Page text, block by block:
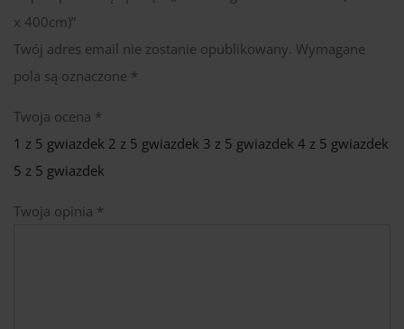
x 400cm)”
Twój adres email nie zostanie opublikowany. Wymagane
pola są oznaczone *
Twoja ocena *
1 z 5 gwiazdek 2 z 5 gwiazdek 3 z 5 gwiazdek 4 z 5 gwiazdek
5 z 5 gwiazdek
Twoja opinia *